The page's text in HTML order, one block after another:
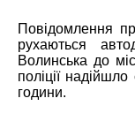
Повідомлення
рухаються
Волинська до
поліції
години.